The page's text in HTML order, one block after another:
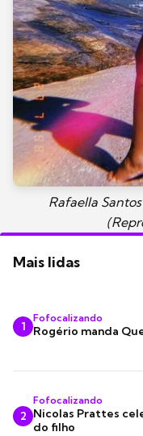
Rafaella
Mais lidas
1
Fofocalizando
Rogério manda
2
Fofocalizando
Nicolas Prattes
do filho